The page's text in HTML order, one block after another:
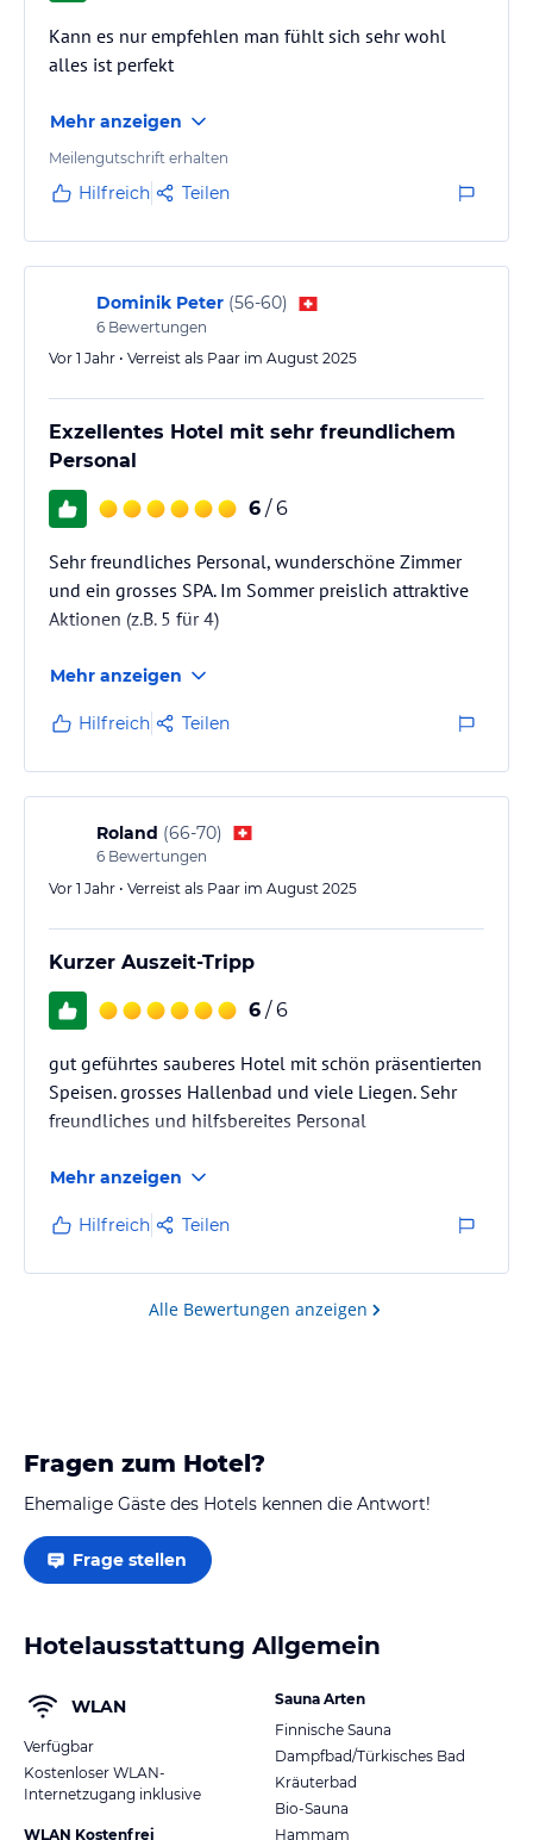
Kann es nur empfehlen man fühlt sich sehr wohl
alles ist perfekt
Mehr anzeigen
Meilengutschrift erhalten
Hilfreich Teilen
Dominik Peter (56-60)
6 Bewertungen
Vor 1 Jahr • Verreist als Paar im August 2025
Exzellentes Hotel mit sehr freundlichem
Personal
6 / 6
Sehr freundliches Personal, wunderschöne Zimmer
und ein grosses SPA. Im Sommer preislich attraktive
Aktionen (z.B. 5 für 4)
Mehr anzeigen
Hilfreich Teilen
Roland (66-70)
6 Bewertungen
Vor 1 Jahr • Verreist als Paar im August 2025
Kurzer Auszeit-Tripp
6 / 6
gut geführtes sauberes Hotel mit schön präsentierten
Speisen. grosses Hallenbad und viele Liegen. Sehr
freundliches und hilfsbereites Personal
Mehr anzeigen
Hilfreich Teilen
Alle Bewertungen anzeigen
Fragen zum Hotel?
Ehemalige Gäste des Hotels kennen die Antwort!
Frage stellen
Hotelausstattung Allgemein
WLAN
Verfügbar
Kostenloser WLAN-
Internetzugang inklusive
WLAN Kostenfrei
Sauna Arten
Finnische Sauna
Dampfbad/Türkisches Bad
Kräuterbad
Bio-Sauna
Hammam